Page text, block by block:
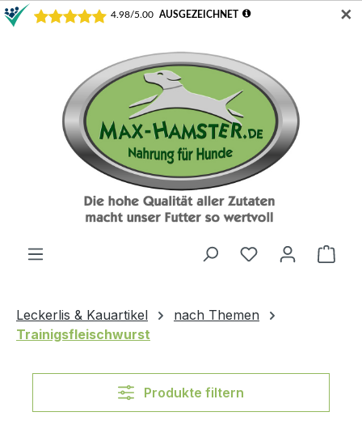
✕
Du hast 0
Leckerlis & Kauartikel
nach Themen
Trainigsfleischwurst
Produkte filtern